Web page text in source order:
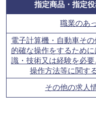
指定商品・指定
職業のあ
電子計算機・自動車そ
的確な操作をするため
識・技術又は経験を必要
操作方法等に関す
その他の求人